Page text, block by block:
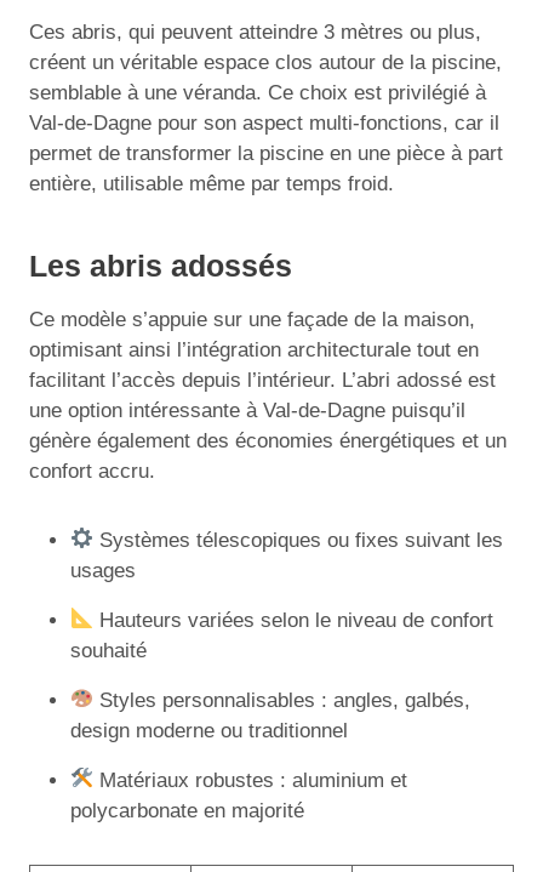
Ces abris, qui peuvent atteindre 3 mètres ou plus,
créent un véritable espace clos autour de la piscine,
semblable à une véranda. Ce choix est privilégié à
Val-de-Dagne pour son aspect multi-fonctions, car il
permet de transformer la piscine en une pièce à part
entière, utilisable même par temps froid.
Les abris adossés
Ce modèle s’appuie sur une façade de la maison,
optimisant ainsi l’intégration architecturale tout en
facilitant l’accès depuis l’intérieur. L’abri adossé est
une option intéressante à Val-de-Dagne puisqu’il
génère également des économies énergétiques et un
confort accru.
Systèmes télescopiques ou fixes suivant les
usages
Hauteurs variées selon le niveau de confort
souhaité
Styles personnalisables : angles, galbés,
design moderne ou traditionnel
Matériaux robustes : aluminium et
polycarbonate en majorité